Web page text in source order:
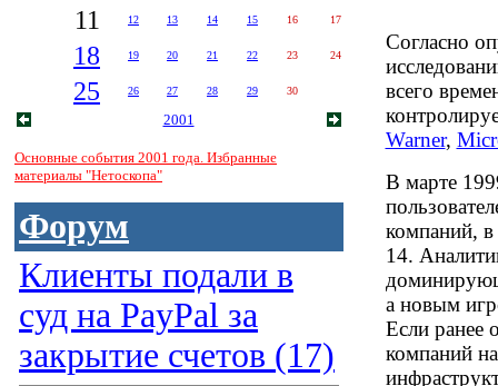
11 12 13 14 15 16 17
18 19 20 21 22 23 24
25 26 27 28 29 30
2001
Основные события 2001 года. Избранные
материалы "Нетоскопа"
Форум
Клиенты подали в
суд на PayPal за
закрытие счетов (17)
Согласно
всего
Warner,
В марте
компаний, в
14.
а новым
Если ранее
компаний